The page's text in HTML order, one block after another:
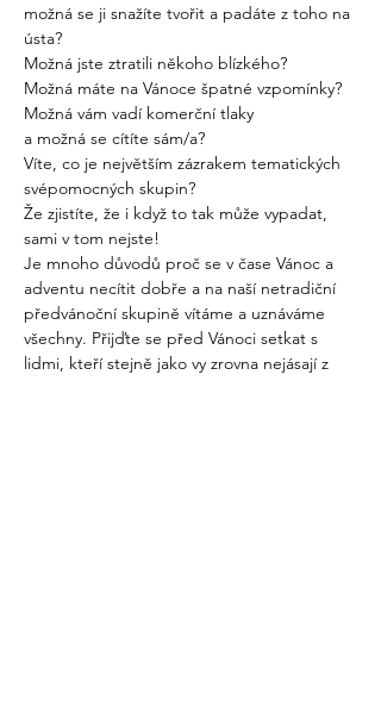
možná se ji snažíte tvořit a padáte z toho na
ústa?
Možná jste ztratili někoho blízkého?
Možná máte na Vánoce špatné vzpomínky?
Možná vám vadí komerční tlaky
a možná se cítíte sám/a?
Víte, co je největším zázrakem tematických
svépomocných skupin?
Že zjistíte, že i když to tak může vypadat,
sami v tom nejste!
Je mnoho důvodů proč se v čase Vánoc a
adventu necítit dobře a na naší netradiční
předvánoční skupině vítáme a uznáváme
všechny. Přijďte se před Vánoci setkat s
lidmi, kteří stejně jako vy zrovna nejásají z